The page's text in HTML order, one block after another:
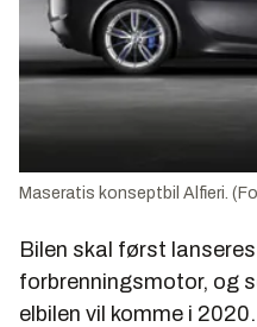
Maseratis konseptbil Alfieri.
Bilen skal først
forbrenningsmotor, og
elbilen vil komme i 2020.